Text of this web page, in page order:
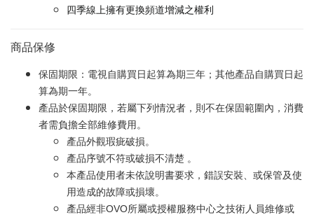
四季線上擁有更換頻道增減之權利
商品保修
保固期限：電視自購買日起算為期三年；其他產品自購買日起
算為期一年。
產品於保固期限，若屬下列情況者，則不在保固範圍內，消費
者需負擔全部維修費用。
產品外觀瑕疵破損。
產品序號不符或破損不清楚 。
本產品使用者未依說明書要求，錯誤安裝、或保管及使
用造成的故障或損壞。
產品經非OVO所屬或授權服務中心之技術人員維修或